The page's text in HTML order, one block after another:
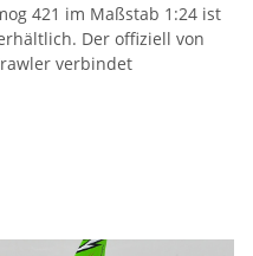
421 im Maßstab 1:24 ist
Der offiziell von
verbindet